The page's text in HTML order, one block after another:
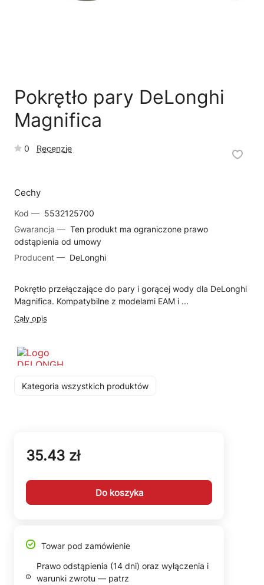
Pokrętło pary DeLonghi
Magnifica
0 Recenzje
Cechy
Kod — 5532125700
Gwarancja — Ten produkt ma ograniczone prawo
odstąpienia od umowy
Producent — DeLonghi
Pokrętło przełączające do pary i gorącej wody dla DeLonghi
Magnifica. Kompatybilne z modelami EAM i ...
Cały opis
Kategoria wszystkich produktów
35.43 zł
Do koszyka
Towar pod zamówienie
Prawo odstąpienia (14 dni) oraz wyłączenia i
warunki zwrotu — patrz